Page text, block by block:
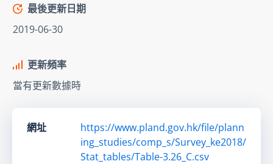
最後更新日期
2019-06-30
更新頻率
當有更新數據時
網址
https://www.pland.gov.hk/file/plann
ing_studies/comp_s/Survey_ke2018/
Stat_tables/Table-3.26_C.csv